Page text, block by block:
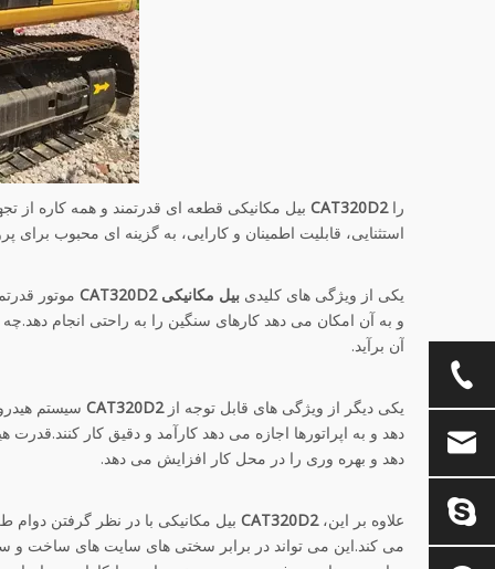
راCAT320D2 بیل مکانیکی قطعه ای قدرتمند و همه کاره
استثنایی، قابلیت اطمینان و کارایی، به گزینه ای محبوب
یکی از ویژگی های کلیدی بیل مکانیکی CAT320D2
و به آن امکان می دهد کارهای سنگین را به راحتی انجام
آن برآید.
یکی دیگر از ویژگی های قابل توجه ازCAT320D2
دهد و به اپراتورها اجازه می دهد کارآمد و دقیق کار
دهد و بهره وری را در محل کار افزایش می دهد.
علاوه بر این،CAT320D2 بیل مکانیکی با در نظر گرفتن
می کند.این می تواند در برابر سختی های سایت های ساخت و